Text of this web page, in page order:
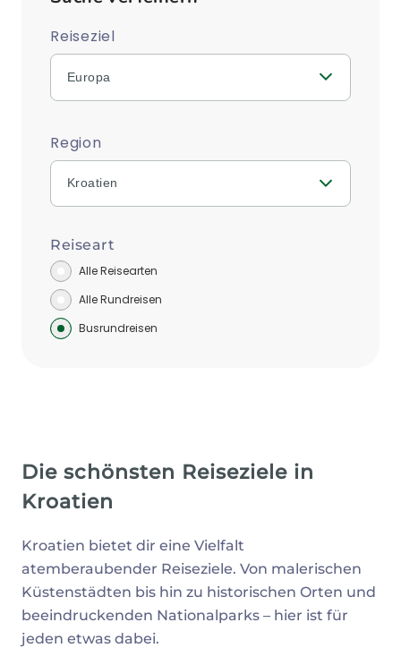
Reiseziel
Europa
Region
Kroatien
Reiseart
Alle Reisearten
Alle Rundreisen
Busrundreisen
Die schönsten Reiseziele in
Kroatien
Kroatien bietet dir eine Vielfalt
atemberaubender Reiseziele. Von malerischen
Küstenstädten bis hin zu historischen Orten und
beeindruckenden Nationalparks – hier ist für
jeden etwas dabei.